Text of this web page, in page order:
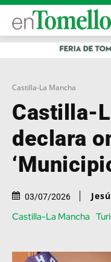
Castilla-La Mancha
Castilla-
declara
03/07/2026
Castilla-La Mancha